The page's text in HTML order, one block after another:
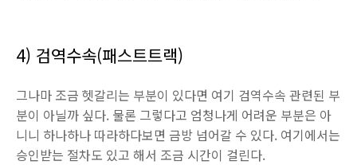
4) 검역수속(패스트트랙)
그나마 조금 헷갈리는 부분이 있다면 여기 검역수속 관련된 부
분이 아닐까 싶다. 물론 그렇다고 엄청나게 어려운 부분은 아
니니 하나하나 따라하다보면 금방 넘어갈 수 있다. 여기에서는
승인받는 절차도 있고 해서 조금 시간이 걸린다.